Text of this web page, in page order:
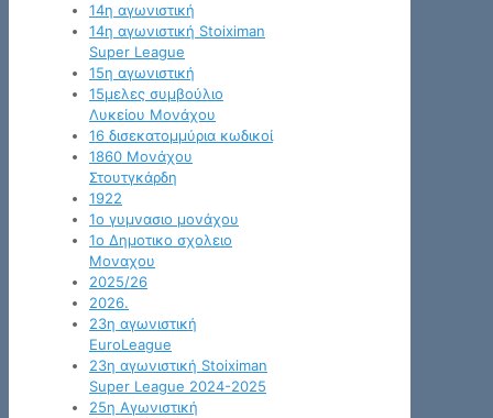
14η αγωνιστική
14η αγωνιστική Stoiximan
Super League
15η αγωνιστική
15μελες συμβούλιο
Λυκείου Μονάχου
16 δισεκατομμύρια κωδικοί
1860 Μονάχου
Στουτγκάρδη
1922
1ο γυμνασιο μονάχου
1ο Δημοτικο σχολειο
Μοναχου
2025/26
2026.
23η αγωνιστική
EuroLeague
23η αγωνιστική Stoiximan
Super League 2024-2025
25η Αγωνιστική